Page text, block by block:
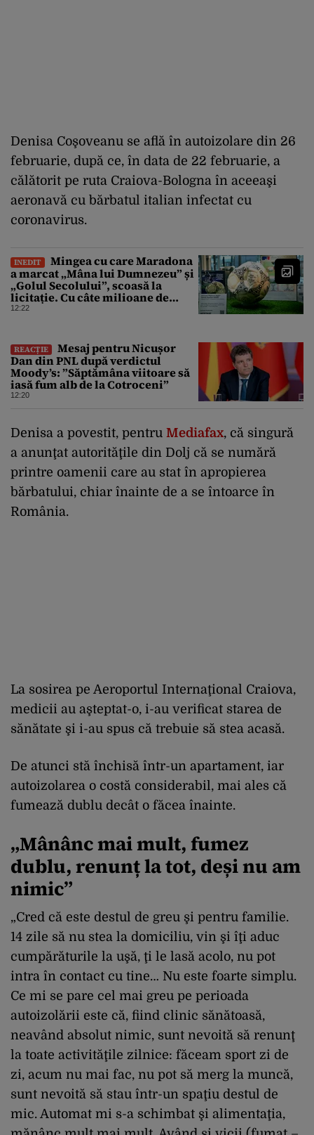
Denisa Coşoveanu se află în autoizolare din 26
februarie, după ce, în data de 22 februarie, a
călătorit pe ruta Craiova-Bologna în aceeaşi
aeronavă cu bărbatul italian infectat cu
coronavirus.
INEDIT
Mingea cu care Maradona
a marcat „Mâna lui Dumnezeu” și
„Golul Secolului”, scoasă la
licitație. Cu câte milioane de
dolari ar putea fi vândută
12:22
REACȚIE
Mesaj pentru Nicușor
Dan din PNL după verdictul
Moody’s: ”Săptămâna viitoare să
iasă fum alb de la Cotroceni”
12:20
Denisa a povestit, pentru Mediafax, că singură
a anunţat autorităţile din Dolj că se numără
printre oamenii care au stat în apropierea
bărbatului, chiar înainte de a se întoarce în
România.
La sosirea pe Aeroportul Internaţional Craiova,
medicii au aşteptat-o, i-au verificat starea de
sănătate şi i-au spus că trebuie să stea acasă.
De atunci stă închisă într-un apartament, iar
autoizolarea o costă considerabil, mai ales că
fumează dublu decât o făcea înainte.
„Mânânc mai mult, fumez
dublu, renunț la tot, deși nu am
nimic”
„Cred că este destul de greu şi pentru familie.
14 zile să nu stea la domiciliu, vin şi îţi aduc
cumpărăturile la uşă, ţi le lasă acolo, nu pot
intra în contact cu tine… Nu este foarte simplu.
Ce mi se pare cel mai greu pe perioada
autoizolării este că, fiind clinic sănătoasă,
neavând absolut nimic, sunt nevoită să renunţ
la toate activităţile zilnice: făceam sport zi de
zi, acum nu mai fac, nu pot să merg la muncă,
sunt nevoită să stau într-un spaţiu destul de
mic. Automat mi s-a schimbat şi alimentaţia,